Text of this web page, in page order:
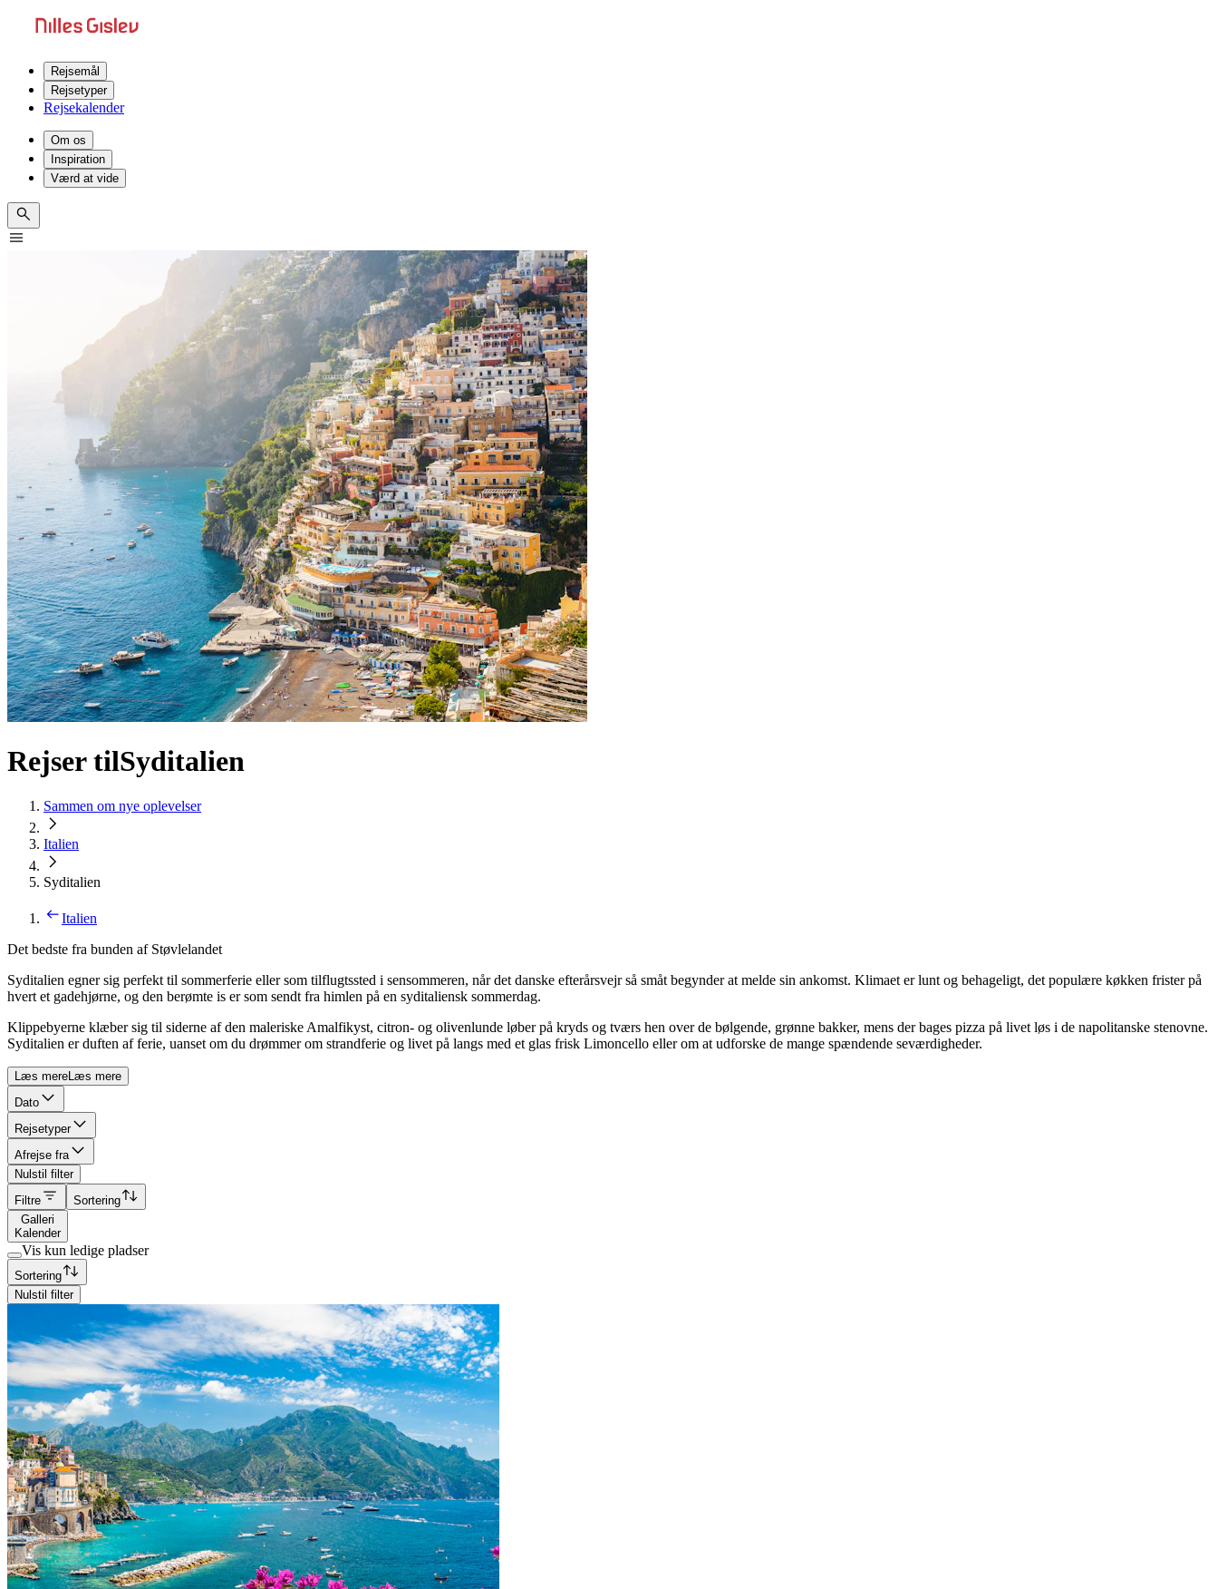
Rejsemål
Rejsetyper
Rejsekalender
Om os
Inspiration
Værd at vide
Rejser tilSyditalien
Sammen om nye oplevelser
Italien
Syditalien
Italien
Det bedste fra bunden af Støvlelandet
Syditalien egner sig perfekt til sommerferie eller som tilflugtssted i sensommeren, når det danske efterårsvejr så småt begynder at melde sin ankomst. Klimaet er lunt og behageligt, det populære køkken frister på
hvert et gadehjørne, og den berømte is er som sendt fra himlen på en syditaliensk sommerdag.
Klippebyerne klæber sig til siderne af den maleriske Amalfikyst, citron- og olivenlunde løber på kryds og tværs hen over de bølgende, grønne bakker, mens der bages pizza på livet løs i de napolitanske stenovne.
Syditalien er duften af ferie, uanset om du drømmer om strandferie og livet på langs med et glas frisk Limoncello eller om at udforske de mange spændende seværdigheder.
Læs mere Læs mere
Dato
Rejsetyper
Afrejse fra
Nulstil filter
Filtre
Sortering
Galleri
Kalender
Vis kun ledige pladser
Sortering
Nulstil filter